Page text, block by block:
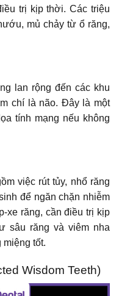
trị kịp thời. Các triệu
mủ chảy từ ổ răng,
lan rộng đến các khu
chí là não. Đây là một
tính mạng nếu không
việc rút tủy, nhổ răng
để ngăn chặn nhiễm
xe răng, cần điều trị kịp
sâu răng và viêm nha
miệng tốt.
Wisdom Teeth)